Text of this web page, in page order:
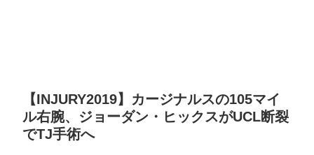
【INJURY2019】カージナルスの105マイ
ル右腕、ジョーダン・ヒックスがUCL断裂
でTJ手術へ